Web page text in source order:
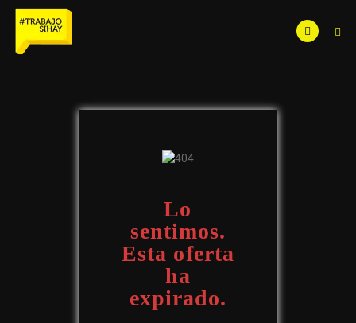
Lo
sentimos.
Esta oferta
ha
expirado.